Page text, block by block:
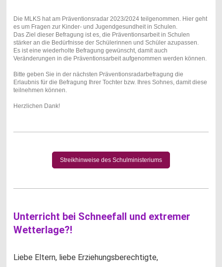
Die MLKS hat am Präventionsradar 2023/2024 teilgenommen. Hier geht
es um Fragen zur Kinder- und Jugendgesundheit in Schulen.
Das Ziel dieser Befragung ist es, die Präventionsarbeit in Schulen
stärker an die Bedürfnisse der Schülerinnen und Schüler azupassen.
Es ist eine wiederholte Befragung gewünscht, damit auch
Veränderungen in die Präventionsarbeit aufgenommen werden können.
Bitte geben Sie in der nächsten Präventionsradarbefragung die
Erlaubnis für die Befragung Ihrer Tochter bzw. Ihres Sohnes, damit diese
teilnehmen können.
Herzlichen Dank!
Streikhinweise des Schulministeriums
Unterricht bei Schneefall und extremer
Wetterlage?!
Liebe Eltern, liebe Erziehungsberechtigte,